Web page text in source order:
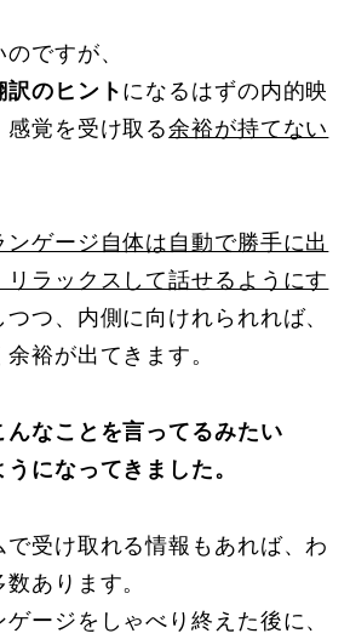
ですが、
訳のヒント になるはずの内的映
感覚を受け取る余裕が持てない
ンゲージ自体は自動で勝手に出
リラックスして話せるようにす
つ、内側に向けれられれば、
裕が出てきます。
んなことを言ってるみたい
になってきました。
で受け取れる情報もあれば、わ
あります。
ージをしゃべり終えた後に、